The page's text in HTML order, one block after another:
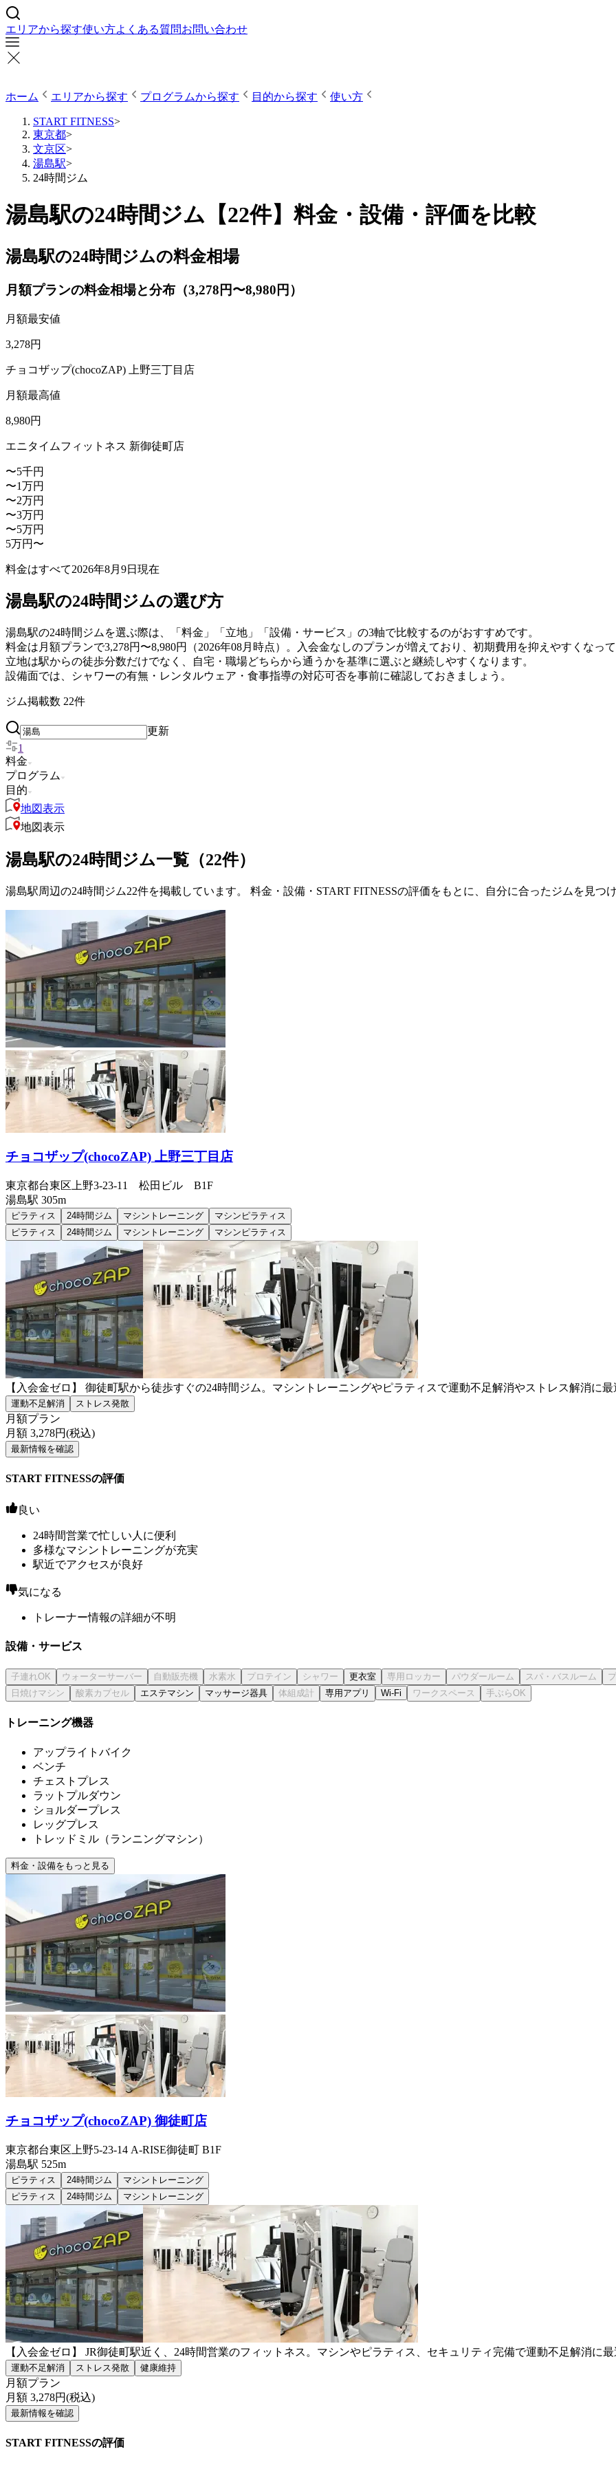
エリアから探す使い方よくある質問お問い合わせ
ホーム エリアから探す プログラムから探す 目的から探す 使い方
START FITNESS>
東京都>
文京区>
湯島駅>
24時間ジム
湯島駅の24時間ジム【22件】料金・設備・評価を比較
湯島駅の24時間ジムの料金相場
月額プランの料金相場と分布（3,278円〜8,980円）
月額最安値
3,278円
チョコザップ(chocoZAP) 上野三丁目店
月額最高値
8,980円
エニタイムフィットネス 新御徒町店
〜5千円
〜1万円
〜2万円
〜3万円
〜5万円
5万円〜
料金はすべて2026年8月9日 現在
湯島駅の24時間ジムの選び方
湯島駅の24時間ジムを選ぶ際は、「料金」「立地」「設備・サービス」の3軸で比較するのがおすすめです。
料金は月額プランで3,278円〜8,980円（2026年08月時点）。入会金なしのプランが増えており、初期費用を抑えやすくなっ
立地は駅からの徒歩分数だけでなく、自宅・職場どちらから通うかを基準に選ぶと継続しやすくなります。
設備面では、シャワーの有無・レンタルウェア・食事指導の対応可否を事前に確認しておきましょう。
ジム掲載数 22件
更新
1
料金
プログラム
目的
地図表示
地図表示
湯島駅の24時間ジム一覧（22件）
湯島駅周辺の24時間ジム22件を掲載しています。 料金・設備・START FITNESSの評価をもとに、自分に合ったジムを見つ
チョコザップ(chocoZAP) 上野三丁目店
東京都台東区上野3-23-11 松田ビル B1F
湯島駅 305m
ピラティス 24時間ジム マシントレーニング
マシンピラティス
ピラティス
24時間ジム マシントレーニング マシンピラティス
【入会金ゼロ】 御徒町駅から徒歩すぐの24時間ジム。マシントレーニングやピラティスで運動不足解消やストレス解消に
運動不足解消 ストレス発散
月額プラン
月額 3,278円(税込)
最新情報を確認
START FITNESSの評価
良い
24時間営業で忙しい人に便利
多様なマシントレーニングが充実
駅近でアクセスが良好
気になる
トレーナー情報の詳細が不明
設備・サービス
更衣室
エステマシン
マッサージ器具 専用アプリ Wi-Fi
トレーニング機器
アップライトバイク
ベンチ
チェストプレス
ラットプルダウン
ショルダープレス
レッグプレス
トレッドミル（ランニングマシン）
料金・設備をもっと見る
チョコザップ(chocoZAP) 御徒町店
東京都台東区上野5-23-14 A-RISE御徒町 B1F
湯島駅 525m
ピラティス 24時間ジム
マシントレーニング
ピラティス
24時間ジム マシントレーニング
【入会金ゼロ】 JR御徒町駅近く、24時間営業のフィットネス。マシンやピラティス、セキュリティ完備で運動不足解消に
運動不足解消 ストレス発散 健康維持
月額プラン
月額 3,278円(税込)
最新情報を確認
START FITNESSの評価